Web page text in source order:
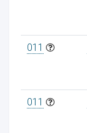
011
011